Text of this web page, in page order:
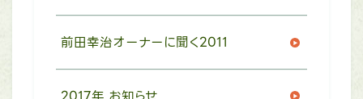
前田幸治オーナーに聞く2011